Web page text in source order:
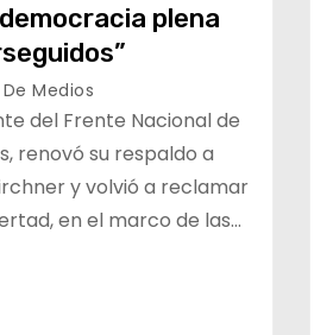
plena
Medios
del Frente Nacional de
renovó su respaldo a
y volvió a reclamar
en el marco de las…